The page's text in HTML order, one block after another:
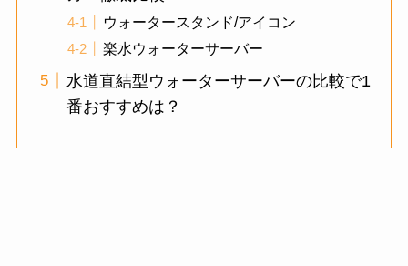
ウォータースタンド/アイコン
楽水ウォーターサーバー
水道直結型ウォーターサーバーの比較で1
番おすすめは？